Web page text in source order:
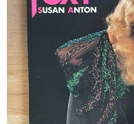
買取について
取り置きなどについて
Categories
New Arrivals